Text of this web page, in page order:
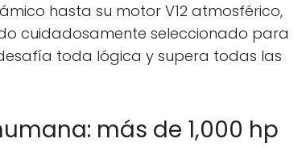
hasta su motor V12 atmosférico,
cuidadosamente seleccionado para
toda lógica y supera todas las
más de 1,000 hp